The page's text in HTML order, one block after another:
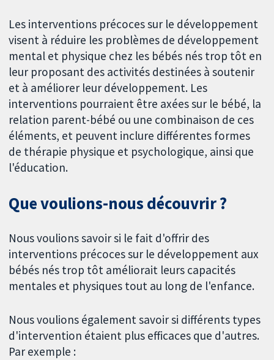
Les interventions précoces sur le développement
visent à réduire les problèmes de développement
mental et physique chez les bébés nés trop tôt en
leur proposant des activités destinées à soutenir
et à améliorer leur développement. Les
interventions pourraient être axées sur le bébé, la
relation parent-bébé ou une combinaison de ces
éléments, et peuvent inclure différentes formes
de thérapie physique et psychologique, ainsi que
l'éducation.
Que voulions-nous découvrir ?
Nous voulions savoir si le fait d'offrir des
interventions précoces sur le développement aux
bébés nés trop tôt améliorait leurs capacités
mentales et physiques tout au long de l'enfance.
Nous voulions également savoir si différents types
d'intervention étaient plus efficaces que d'autres.
Par exemple :